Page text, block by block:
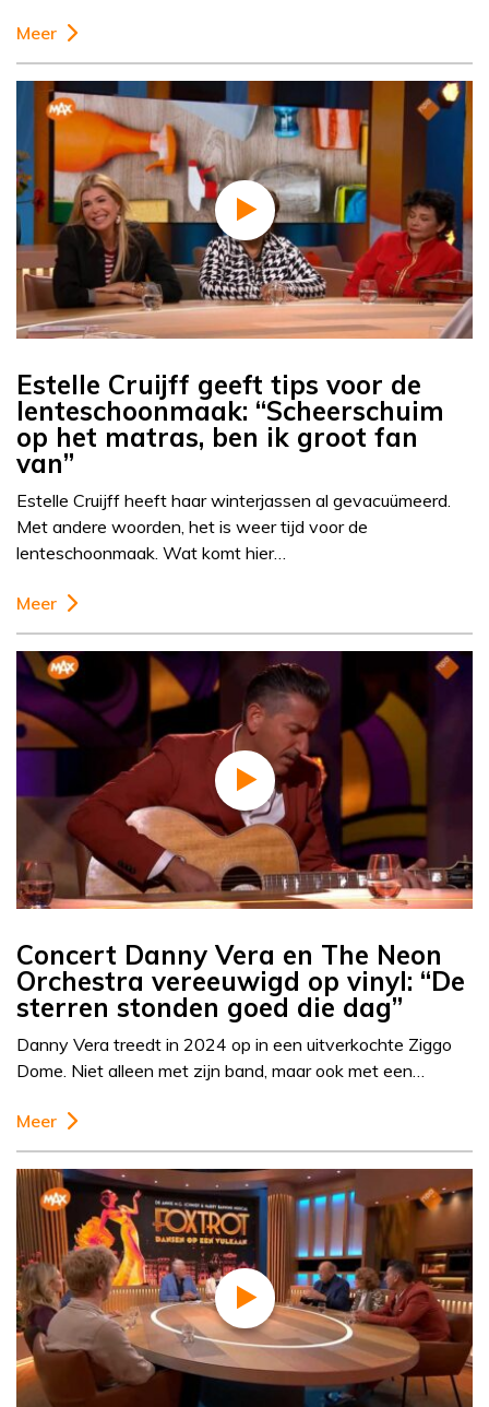
Meer
Estelle Cruijff geeft tips voor de
lenteschoonmaak: “Scheerschuim
op het matras, ben ik groot fan
van”
Estelle Cruijff heeft haar winterjassen al gevacuümeerd.
Met andere woorden, het is weer tijd voor de
lenteschoonmaak. Wat komt hier…
Meer
Concert Danny Vera en The Neon
Orchestra vereeuwigd op vinyl: “De
sterren stonden goed die dag”
Danny Vera treedt in 2024 op in een uitverkochte Ziggo
Dome. Niet alleen met zijn band, maar ook met een…
Meer